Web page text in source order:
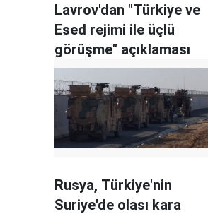
Lavrov'dan "Türkiye ve
Esed rejimi ile üçlü
görüşme" açıklaması
Rusya, Türkiye'nin
Suriye'de olası kara